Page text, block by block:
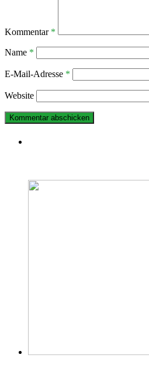
Kommentar *
Name *
E-Mail-Adresse *
Website